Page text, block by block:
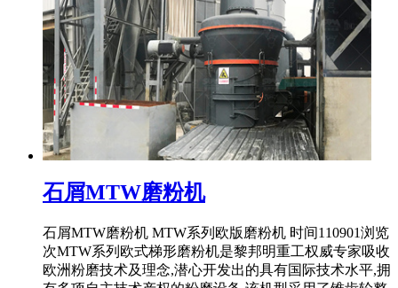
石屑MTW磨粉机
石屑MTW磨粉机 MTW系列欧版磨粉机 时间110901浏览
次MTW系列欧式梯形磨粉机是黎邦明重工权威专家吸收
欧洲粉磨技术及理念,潜心开发出的具有国际技术水平,拥